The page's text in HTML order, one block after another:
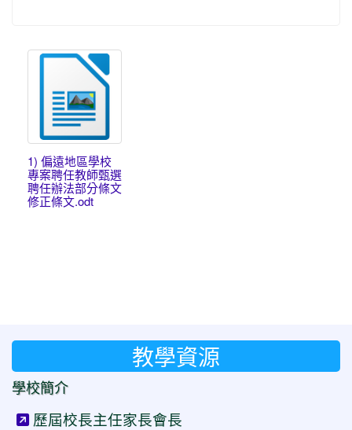
1) 偏遠地區學校
專案聘任教師甄選
聘任辦法部分條文
修正條文.odt
教學資源
學校簡介
歷屆校長主任家長會長